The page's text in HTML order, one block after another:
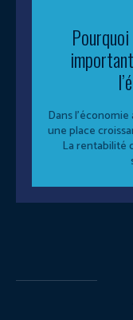
Dans
une place
La rentabilité